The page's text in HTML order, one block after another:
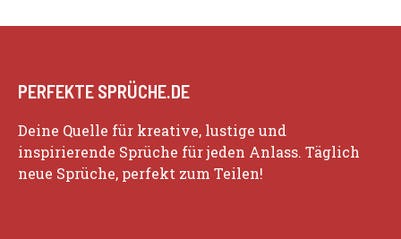
PERFEKTE SPRÜCHE.DE
Deine Quelle für kreative, lustige und
inspirierende Sprüche für jeden Anlass. Täglich
neue Sprüche, perfekt zum Teilen!